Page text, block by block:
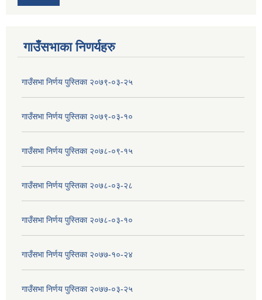
गाउँसभाका निणर्यहरु
गाउँसभा निर्णय पुस्तिका २०७९-०३-२५
गाउँसभा निर्णय पुस्तिका २०७९-०३-१०
गाउँसभा निर्णय पुस्तिका २०७८-०९-१५
गाउँसभा निर्णय पुस्तिका २०७८-०३-२८
गाउँसभा निर्णय पुस्तिका २०७८-०३-१०
गाउँसभा निर्णय पुस्तिका २०७७-१०-२४
गाउँसभा निर्णय पुस्तिका २०७७-०३-२५